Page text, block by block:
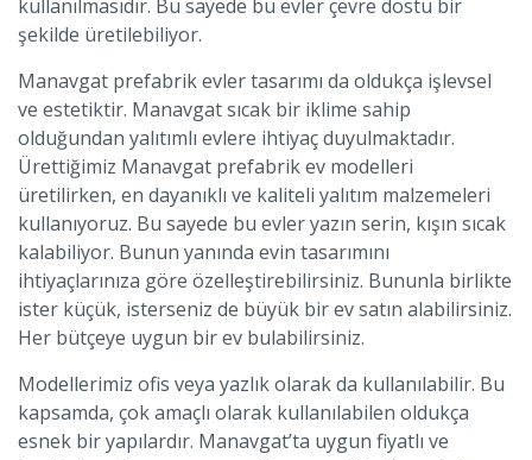
kullanılmasıdır. Bu sayede bu evler çevre dostu bir
şekilde üretilebiliyor.
Manavgat prefabrik evler tasarımı da oldukça işlevsel
ve estetiktir. Manavgat sıcak bir iklime sahip
olduğundan yalıtımlı evlere ihtiyaç duyulmaktadır.
Ürettiğimiz Manavgat prefabrik ev modelleri
üretilirken, en dayanıklı ve kaliteli yalıtım malzemeleri
kullanıyoruz. Bu sayede bu evler yazın serin, kışın sıcak
kalabiliyor. Bunun yanında evin tasarımını
ihtiyaçlarınıza göre özelleştirebilirsiniz. Bununla birlikte
ister küçük, isterseniz de büyük bir ev satın alabilirsiniz.
Her bütçeye uygun bir ev bulabilirsiniz.
Modellerimiz ofis veya yazlık olarak da kullanılabilir. Bu
kapsamda, çok amaçlı olarak kullanılabilen oldukça
esnek bir yapılardır. Manavgat’ta uygun fiyatlı ve